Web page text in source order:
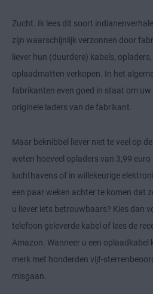
Zucht. Ik lees dit soort
zijn waarschijnlijk verzonnen door
liever hun (duurdere) kabels,
oplaadmatten verkopen. In het
fabrikanten even goed in staat om
originele laders van de fabrikant.
Maar beknibbel liever niet te veel op
weten hoeveel opladers van 3,99
luchthavens of in willekeurige
een paar weken achter te komen dat
u liever iets betrouwbaars? Kies dan
telefoon geleverde kabel of lees de
Amazon. Wanneer u een oplaadkabel
merk met honderden vijf-
misgaan.